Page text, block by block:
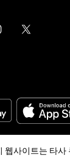
웹사이트는 타사